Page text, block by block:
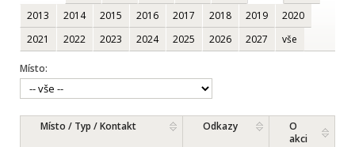
2013
2014 2015 2016 2017 2018 2019
2020
2021
2022 2023 2024 2025 2026 2027 vše
Místo:
Místo / Typ / Kontakt Odkazy
O
akci